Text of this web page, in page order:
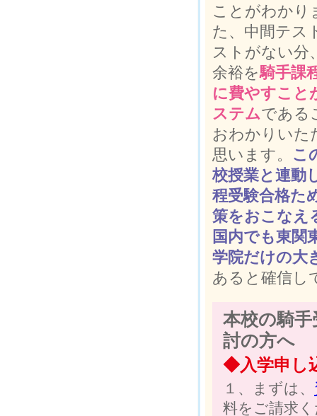
ことがわかり
た、中間テス
ストがない分
余裕を騎手課
に費やすこと
ステムである
おわかりいた
思います。 こ
校授業と連動
程受験合格た
策をおこなえ
国内でも東関
学院だけの大
あると確信し
本校の騎
討の方へ
◆入学申し
１、まずは、
料をご請求